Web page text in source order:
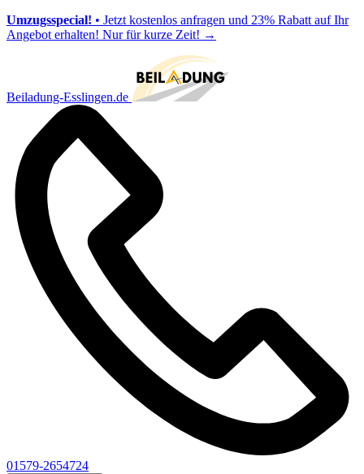
Umzugsspecial! • Jetzt kostenlos anfragen und 23% Rabatt auf Ihr
Angebot erhalten! Nur für kurze Zeit! →
Beiladung-Esslingen.de
01579-2654724